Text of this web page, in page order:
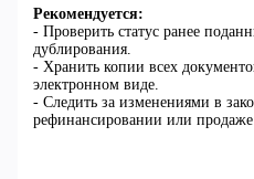
Рекомендуется:
- Проверить статус ранее
дублирования.
- Хранить копии всех
электронном виде.
- Следить за изменениями в
рефинансировании или продаже